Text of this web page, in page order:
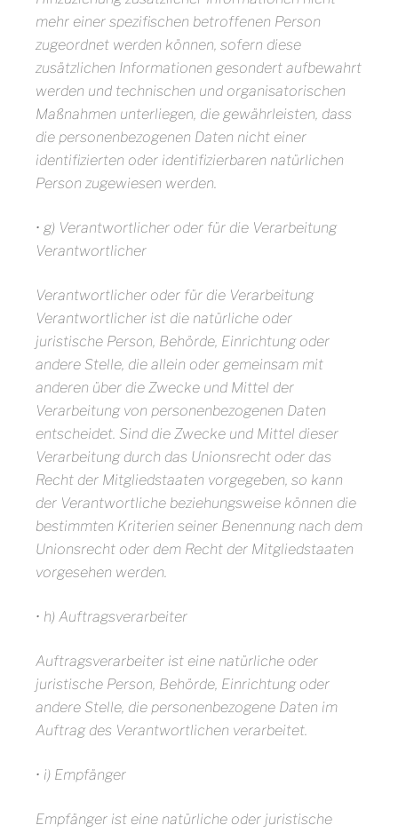
mehr einer spezifischen betroffenen Person
zugeordnet werden können, sofern diese
zusätzlichen Informationen gesondert aufbewahrt
werden und technischen und organisatorischen
Maßnahmen unterliegen, die gewährleisten, dass
die personenbezogenen Daten nicht einer
identifizierten oder identifizierbaren natürlichen
Person zugewiesen werden.
• g) Verantwortlicher oder für die Verarbeitung
Verantwortlicher
Verantwortlicher oder für die Verarbeitung
Verantwortlicher ist die natürliche oder
juristische Person, Behörde, Einrichtung oder
andere Stelle, die allein oder gemeinsam mit
anderen über die Zwecke und Mittel der
Verarbeitung von personenbezogenen Daten
entscheidet. Sind die Zwecke und Mittel dieser
Verarbeitung durch das Unionsrecht oder das
Recht der Mitgliedstaaten vorgegeben, so kann
der Verantwortliche beziehungsweise können die
bestimmten Kriterien seiner Benennung nach dem
Unionsrecht oder dem Recht der Mitgliedstaaten
vorgesehen werden.
• h) Auftragsverarbeiter
Auftragsverarbeiter ist eine natürliche oder
juristische Person, Behörde, Einrichtung oder
andere Stelle, die personenbezogene Daten im
Auftrag des Verantwortlichen verarbeitet.
• i) Empfänger
Empfänger ist eine natürliche oder juristische